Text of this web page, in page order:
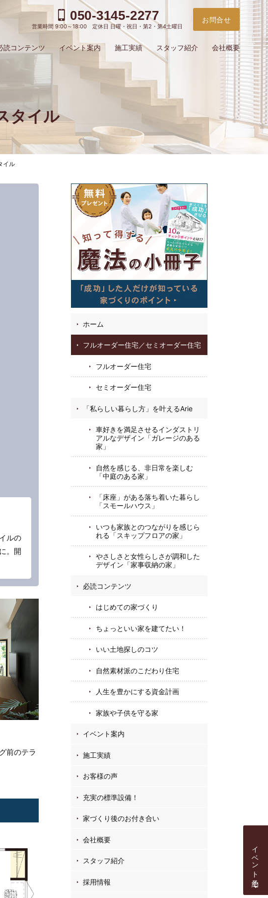
タイル
イル
ルの
。開
前のテラ
ホーム
フルオーダー住宅／セミオーダー住宅
フルオーダー住宅
セミオーダー住宅
「私らしい暮らし方」を叶えるArie
車好きを満足させるインダストリ
アルなデザイン「ガレージのある
家」
自然を感じる、非日常を楽しむ
「中庭のある家」
「床座」がある落ち着いた暮らし
「スモールハウス」
いつも家族とのつながりを感じら
れる「スキップフロアの家」
やさしさと女性らしさが調和した
デザイン「家事収納の家」
必読コンテンツ
はじめての家づくり
ちょっといい家を建てたい！
いい土地探しのコツ
自然素材派のこだわり住宅
人生を豊かにする資金計画
家族や子供を守る家
イベント案内
施工実績
お客様の声
充実の標準設備！
家づくり後のお付き合い
会社概要
スタッフ紹介
採用情報
読コンテンツ イベント案内 施工実績 スタッフ紹介 会社概要
050-3145-2277
営業時間 9:00～18:00 定休日 日曜・祝日・第2・第4土曜日
お問合せ
イベント予約